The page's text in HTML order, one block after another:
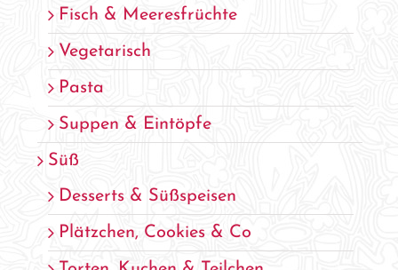
Fisch & Meeresfrüchte
Vegetarisch
Pasta
Suppen & Eintöpfe
Süß
Desserts & Süßspeisen
Plätzchen, Cookies & Co